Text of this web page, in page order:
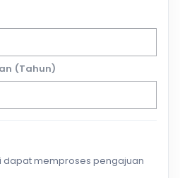
(Tahun)
dapat memproses pengajuan